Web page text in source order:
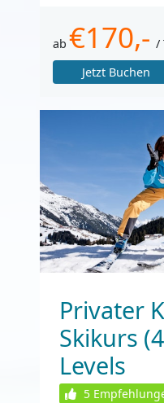
ab €170,- /
Jetzt Buchen
Privater
Skikurs
Levels
5